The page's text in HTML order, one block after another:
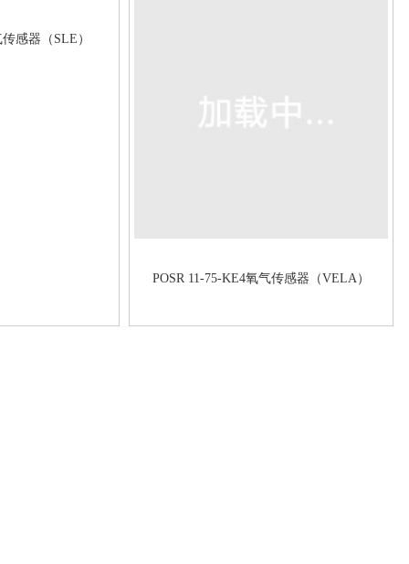
感器（SLE）
POSR 11-75-KE4氧气传感器（VELA）